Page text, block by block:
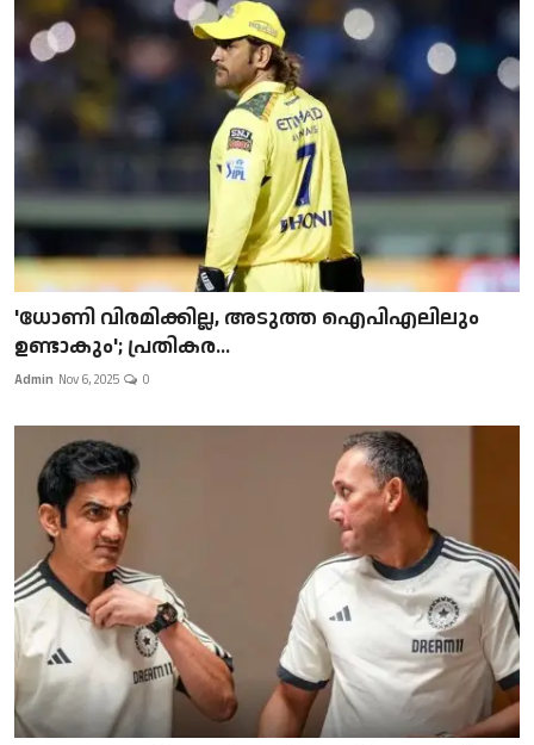
'ധോണി വിരമിക്കില്ല, അടുത്ത ഐപിഎലിലും
ഉണ്ടാകും'; പ്രതികര...
Admin Nov 6, 2025 0